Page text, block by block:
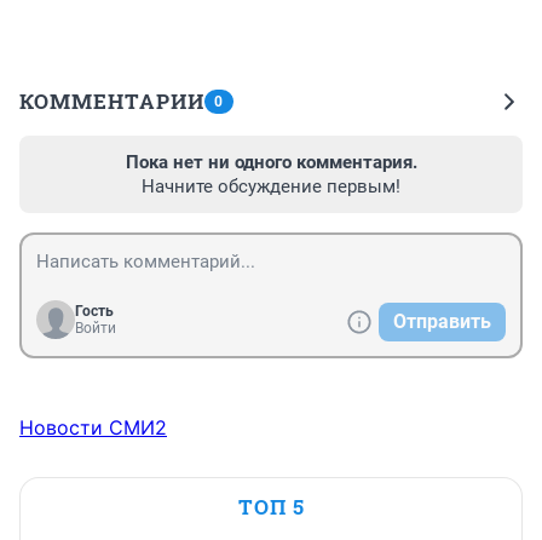
КОММЕНТАРИИ 0
Пока нет ни одного комментария.
Начните обсуждение первым!
Гость
Войти
Отправить
Новости СМИ2
ТОП 5